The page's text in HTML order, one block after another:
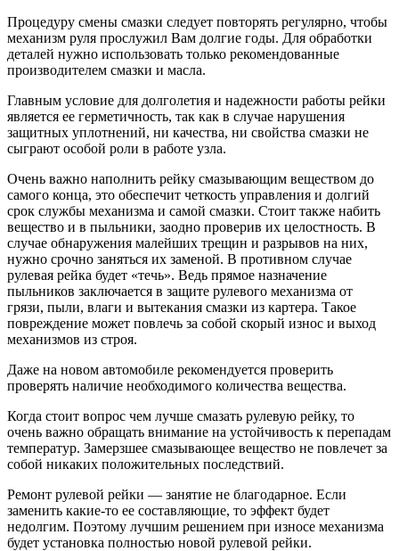
Процедуру смены смазки следует повторять регулярно, чтобы
механизм руля прослужил Вам долгие годы. Для обработки
деталей нужно использовать только рекомендованные
производителем смазки и масла.
Главным условие для долголетия и надежности работы рейки
является ее герметичность, так как в случае нарушения
защитных уплотнений, ни качества, ни свойства смазки не
сыграют особой роли в работе узла.
Очень важно наполнить рейку смазывающим веществом до
самого конца, это обеспечит четкость управления и долгий
срок службы механизма и самой смазки. Стоит также набить
вещество и в пыльники, заодно проверив их целостность. В
случае обнаружения малейших трещин и разрывов на них,
нужно срочно заняться их заменой. В противном случае
рулевая рейка будет «течь». Ведь прямое назначение
пыльников заключается в защите рулевого механизма от
грязи, пыли, влаги и вытекания смазки из картера. Такое
повреждение может повлечь за собой скорый износ и выход
механизмов из строя.
Даже на новом автомобиле рекомендуется проверить
проверять наличие необходимого количества вещества.
Когда стоит вопрос чем лучше смазать рулевую рейку, то
очень важно обращать внимание на устойчивость к перепадам
температур. Замерзшее смазывающее вещество не повлечет за
собой никаких положительных последствий.
Ремонт рулевой рейки — занятие не благодарное. Если
заменить какие-то ее составляющие, то эффект будет
недолгим. Поэтому лучшим решением при износе механизма
будет установка полностью новой рулевой рейки.